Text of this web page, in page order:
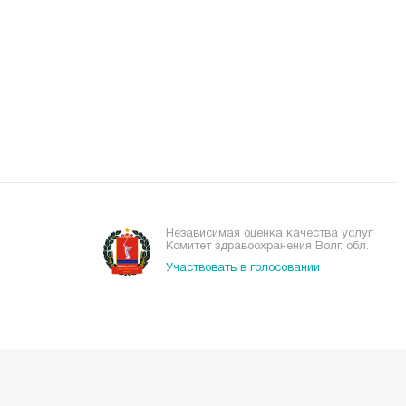
Независимая оценка качества услуг.
Комитет здравоохранения Волг. обл.
Участвовать в голосовании